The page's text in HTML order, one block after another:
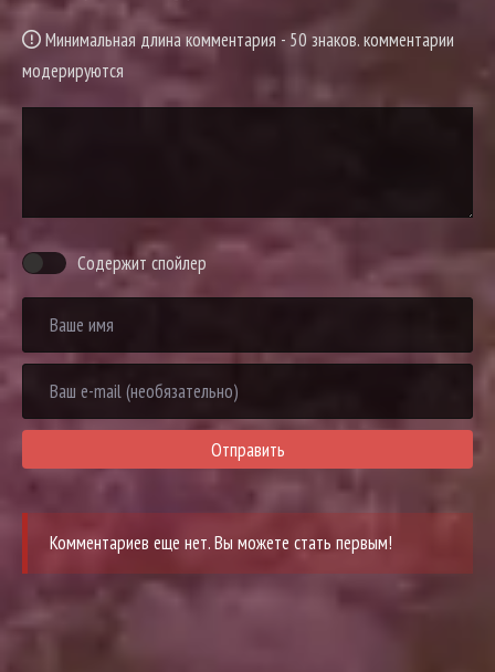
Минимальная длина комментария - 50 знаков. комментарии
модерируются
Содержит спойлер
Отправить
Комментариев еще нет. Вы можете стать первым!